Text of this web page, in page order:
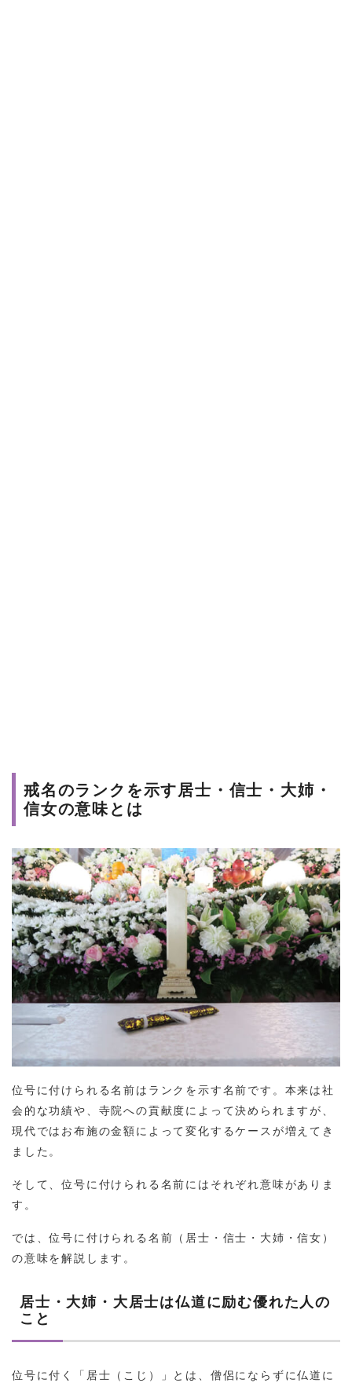
戒名のランクを示す居士・信士・大姉・
信女の意味とは
位号に付けられる名前はランクを示す名前です。本来は社
会的な功績や、寺院への貢献度によって決められますが、
現代ではお布施の金額によって変化するケースが増えてき
ました。
そして、位号に付けられる名前にはそれぞれ意味がありま
す。
では、位号に付けられる名前（居士・信士・大姉・信女）
の意味を解説します。
居士・大姉・大居士は仏道に励む優れた人の
こと
位号に付く「居士（こじ）」とは、僧侶にならずに仏道に